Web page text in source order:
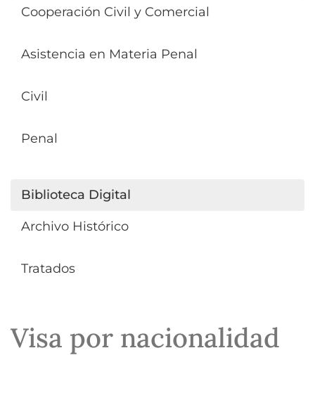
Cooperación Civil y Comercial
Asistencia en Materia Penal
Civil
Penal
Biblioteca Digital
Archivo Histórico
Tratados
Visa por nacionalidad